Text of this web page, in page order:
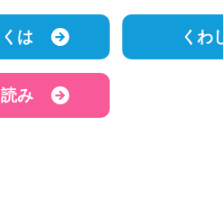
は
み
くわ